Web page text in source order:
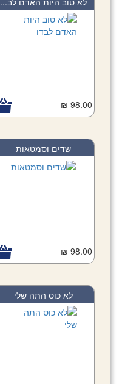
98.00 ₪
שדים וסמטאות
98.00 ₪
לא כוס התה שלי